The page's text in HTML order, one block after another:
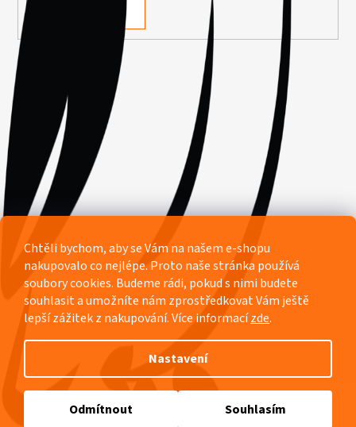
Chtěli bychom, aby se Vám na našem e-shopu
nakupovalo co nejlépe. Proto naše stránka používá
soubory cookies. Budeme rádi, pokud s nimi budete
souhlasit a umožníte nám zprostředkovat Vám ještě
lepší zážitek z nakupování.Více informacízde.
Nastavení
Odmítnout Souhlasím
Facebook
Copyright 2026Pyžamový ráj Rozárka. Všechna práva